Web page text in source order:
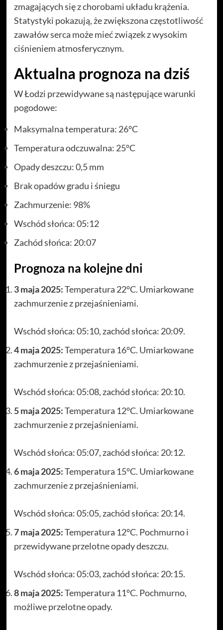
zmagających się z chorobami układu krążenia.
Statystyki pokazują, że zwiększona częstotliwość
zawałów serca może mieć związek z wysokim
ciśnieniem atmosferycznym.
Aktualna prognoza na dziś
W Łodzi przewidywane są następujące warunki
pogodowe:
Maksymalna temperatura: 26°C
Temperatura odczuwalna: 25°C
Opady deszczu: 0,5 mm
Brak opadów gradu i śniegu
Zachmurzenie: 98%
Wschód słońca: 05:12
Zachód słońca: 20:07
Prognoza na kolejne dni
3 maja 2025:Temperatura 22°C. Umiarkowane
zachmurzenie z przejaśnieniami.
Wschód słońca: 05:10, zachód słońca: 20:09.
4 maja 2025:Temperatura 16°C. Umiarkowane
zachmurzenie z przejaśnieniami.
Wschód słońca: 05:08, zachód słońca: 20:10.
5 maja 2025:Temperatura 12°C. Umiarkowane
zachmurzenie z przejaśnieniami.
Wschód słońca: 05:07, zachód słońca: 20:12.
6 maja 2025:Temperatura 15°C. Umiarkowane
zachmurzenie z przejaśnieniami.
Wschód słońca: 05:05, zachód słońca: 20:14.
7 maja 2025:Temperatura 12°C. Pochmurno i
przewidywane przelotne opady deszczu.
Wschód słońca: 05:03, zachód słońca: 20:15.
8 maja 2025:Temperatura 11°C. Pochmurno,
możliwe przelotne opady.